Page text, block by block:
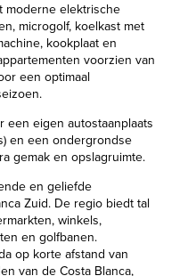
moderne elektrische
microgolf, koelkast met
kookplaat en
voorzien van
een optimaal
een eigen autostaanplaats
en een ondergrondse
gemak en opslagruimte.
en geliefde
Zuid. De regio biedt tal
winkels,
en golfbanen.
op korte afstand van
van de Costa Blanca,